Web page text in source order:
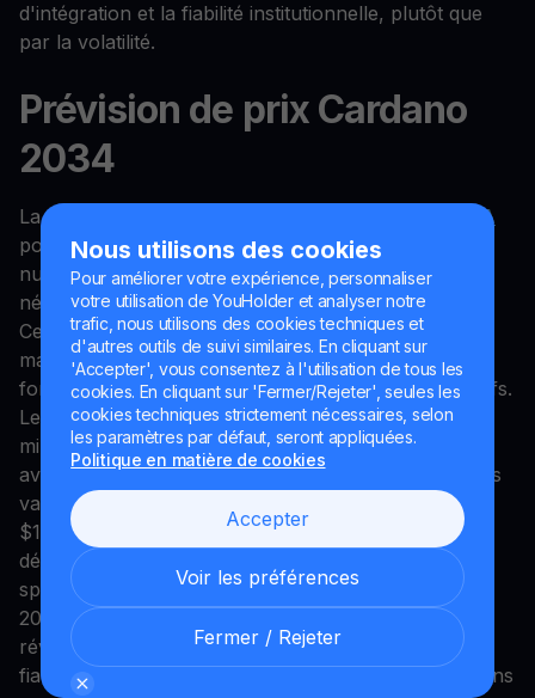
Nous utilisons des cookies
Pour améliorer votre expérience, personnaliser
votre utilisation de YouHolder et analyser notre
trafic, nous utilisons des cookies techniques et
d'autres outils de suivi similaires. En cliquant sur
'Accepter', vous consentez à l'utilisation de tous les
cookies. En cliquant sur 'Fermer/Rejeter', seules les
cookies techniques strictement nécessaires, selon
les paramètres par défaut, seront appliquées.
Politique en matière de cookies
Accepter
Voir les préférences
Fermer / Rejeter
d'intégration et la fiabilité institutionnelle, plutôt que
par la volatilité.
Prévision de prix Cardano
2034
La prévision de Cardano pour 2034 suggère
qu'ADA
pourrait démontrer les caractéristiques d'un actif
numérique mature – faible volatilité, fourchettes de
négociation étroites et intérêt institutionnel soutenu.
Cela signale un changement dans la perception du
marché : du jeton à forte croissance à la couche
fondamentale pour des systèmes blockchain évolutifs.
Les estimations de prix pour l'année placent les
minimums mensuels constamment autour de $11,95,
avec des maximums ne dépassant pas $12,44, et des
valeurs moyennes se stabilisant entre $12,00 et
$12,26. Une telle uniformité indique une année plus
définie par la force opérationnelle que par l'élan
spéculatif. Pour les parties prenantes à long terme,
2034 pourrait être moins mémorable pour des gains
révolutionnaires et plus pour le renforcement de la
fiabilité de Cardano en tant que protocole central dans